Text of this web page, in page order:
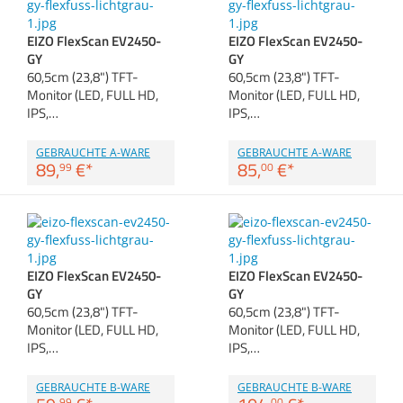
Zubehör
Anmelden | Registrieren
Merkzettel
EIZO FlexScan EV2450-
GY
60,5cm (23,8") TFT-
Monitor (LED, FULL HD,
IPS,…
GEBRAUCHTE A-WARE
89,99 €*
EIZO FlexScan EV2450-
GY
60,5cm (23,8") TFT-
Monitor (LED, FULL HD,
IPS,…
GEBRAUCHTE A-WARE
85,00 €*
EIZO FlexScan EV2450-
GY
60,5cm (23,8") TFT-
Monitor (LED, FULL HD,
IPS,…
GEBRAUCHTE B-WARE
EIZO FlexScan EV2450-
GY
60,5cm (23,8") TFT-
Monitor (LED, FULL HD,
IPS,…
GEBRAUCHTE B-WARE